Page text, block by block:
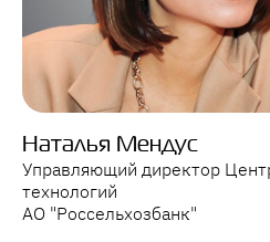
Наталья Мендус
Управляющий директор
технологий
АО "Россельхозбанк"